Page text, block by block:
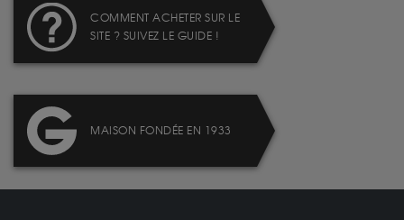
COMMENT ACHETER SUR LE
SITE ? SUIVEZ LE GUIDE !
MAISON FONDÉE EN 1933